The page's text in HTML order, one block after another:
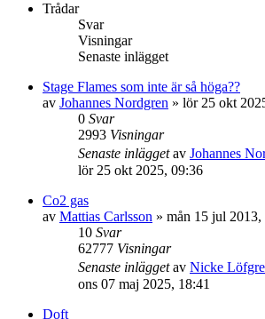
Trådar
Svar
Visningar
Senaste inlägget
Stage Flames som inte är så höga??
av Johannes Nordgren » lör 25 okt
0 Svar
2993 Visningar
Senaste inläggetav Johannes
lör 25 okt 2025, 09:36
Co2 gas
av Mattias Carlsson » mån 15 jul 2013,
10 Svar
62777 Visningar
Senaste inläggetav Nicke
ons 07 maj 2025, 18:41
Doft